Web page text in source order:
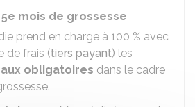
mois de grossesse
prend en charge à 100 % avec
de frais (tiers payant) les
obligatoires dans le cadre